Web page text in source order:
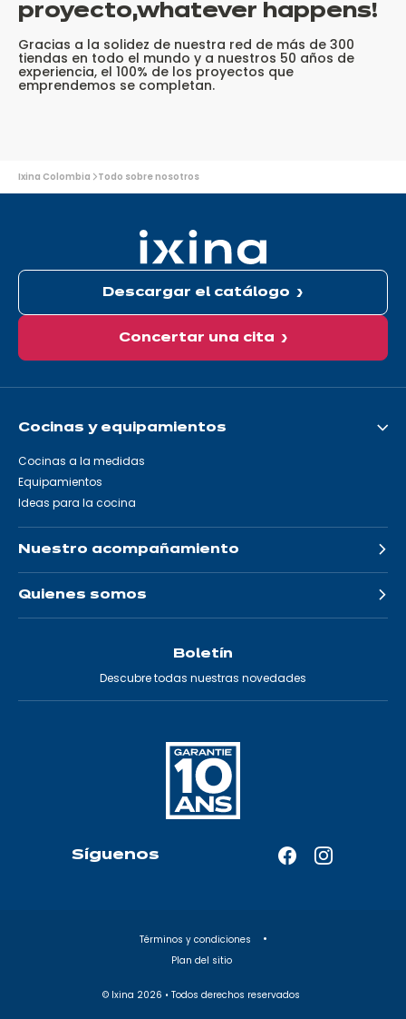
proyecto,whatever happens!
Gracias a la solidez de nuestra red de más de 300
tiendas en todo el mundo y a nuestros 50 años de
experiencia, el 100% de los proyectos que
emprendemos se completan.
Usted
está
Ixina Colombia Todo sobre nosotros
Descargar el catálogo
Concertar una cita
Cocinas y equipamientos
Cocinas a la medidas
Equipamientos
Ideas para la cocina
Nuestro acompañamiento
Quienes somos
Boletín
Descubre todas nuestras novedades
Síguenos
Facebook
pestaña
Instagram
Términos y condiciones
Plan del sitio
© Ixina 2026 • Todos derechos reservados